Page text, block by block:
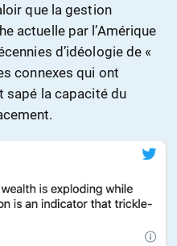
que la gestion
actuelle par l’Amérique
d’idéologie de «
connexes qui ont
sapé la capacité du